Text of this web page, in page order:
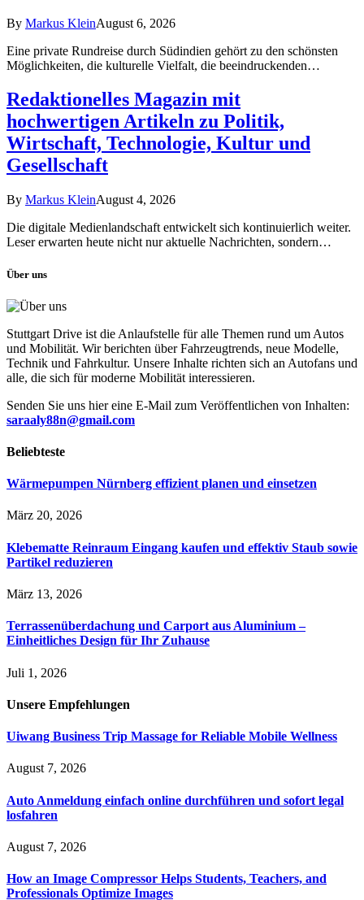
By Markus KleinAugust 6, 2026
Eine private Rundreise durch Südindien gehört zu den schönsten
Möglichkeiten, die kulturelle Vielfalt, die beeindruckenden…
Redaktionelles Magazin mit
hochwertigen Artikeln zu Politik,
Wirtschaft, Technologie, Kultur und
Gesellschaft
By Markus KleinAugust 4, 2026
Die digitale Medienlandschaft entwickelt sich kontinuierlich weiter.
Leser erwarten heute nicht nur aktuelle Nachrichten, sondern…
Über uns
Stuttgart Drive ist die Anlaufstelle für alle Themen rund um Autos
und Mobilität. Wir berichten über Fahrzeugtrends, neue Modelle,
Technik und Fahrkultur. Unsere Inhalte richten sich an Autofans und
alle, die sich für moderne Mobilität interessieren.
Senden Sie uns hier eine E-Mail zum Veröffentlichen von Inhalten:
saraaly88n@gmail.com
Beliebteste
Wärmepumpen Nürnberg effizient planen und einsetzen
März 20, 2026
Klebematte Reinraum Eingang kaufen und effektiv Staub sowie
Partikel reduzieren
März 13, 2026
Terrassenüberdachung und Carport aus Aluminium –
Einheitliches Design für Ihr Zuhause
Juli 1, 2026
Unsere Empfehlungen
Uiwang Business Trip Massage for Reliable Mobile Wellness
August 7, 2026
Auto Anmeldung einfach online durchführen und sofort legal
losfahren
August 7, 2026
How an Image Compressor Helps Students, Teachers, and
Professionals Optimize Images